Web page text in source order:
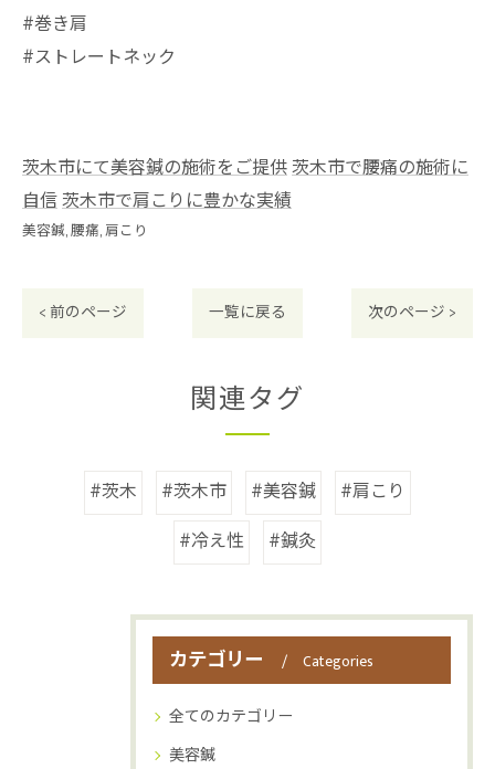
#巻き肩
#ストレートネック
茨木市にて美容鍼の施術をご提供茨木市で腰痛の施術に
自信茨木市で肩こりに豊かな実績
美容鍼 腰痛 肩こり
< 前のページ 一覧に戻る 次のページ >
関連タグ
#茨木 #茨木市 #美容鍼
#肩こり
#冷え性
#鍼灸
カテゴリー Categories
全てのカテゴリー
美容鍼